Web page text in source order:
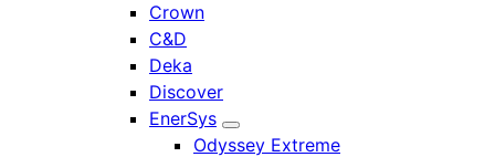
Crown
C&D
Deka
Discover
EnerSys
Odyssey Extreme